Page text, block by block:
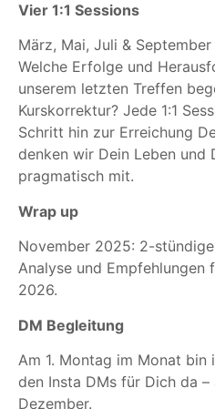
Vier 1:1 Sessions
März, Mai, Juli &
Welche Erfolge und
unserem letzten Treffen
Kurskorrektur? Jede 1:1
Schritt hin zur Erreichung
denken wir Dein Leben und
pragmatisch mit.
Wrap up
November 2025: 2-
Analyse und Empfehlungen
2026.
DM Begleitung
Am 1. Montag im Monat bin
den Insta DMs für Dich da
Dezember.